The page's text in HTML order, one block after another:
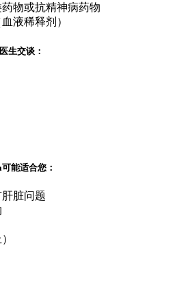
物或抗精神病药物
液稀释剂）
生交谈：
能适合您：
脏问题